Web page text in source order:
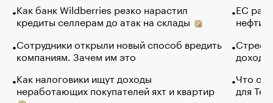
Как банк Wildberries резко нарастил
кредиты селлерам до атак на склады
Сотрудники открыли новый способ вредить
компаниям. Зачем им это
Как налоговики ищут доходы
неработающих покупателей яхт и квартир
ЕС
нефти
Что
для